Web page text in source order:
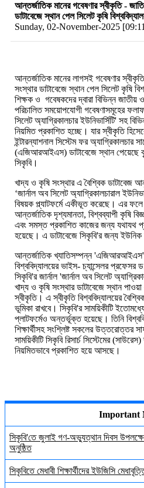
আন্তর্জাতিক মানের গবেষণার স্বীকৃতি -
ডাটাবেজে স্থান পেল সিলেট কৃষি
Sunday, 02-November-2025
আন্তর্জাতিক মানের লাগসই গবেষণার
সংস্থার ডাটাবেজে স্থান পেল সিলেট কৃষি
শিক্ষক ও গবেষকদের দ্বারা বিভিন্ন জাতীয়
পরিচালিত সময়োপযোগী গবেষণাসমূহের
সিলেট অ্যাগ্রিকালচার ইউনিভার্সিটি' সহ
নিয়মিত প্রকাশিত হচ্ছে। যার স্বীকৃতি
ইন্টারন্যাশনাল সিস্টেম ফর অ্যাগ্রিকালচার
(এজিআরআইএস) ডাটাবেজে স্থান পেয়েছে
সিকৃবি।
খাদ্য ও কৃষি সংস্থার এ বৈশ্বিক ডাটাবেজ
‘জার্নাল অব সিলেট অ্যাগ্রিকালচারাল
বিষয়ক প্ল্যাটফর্মে একীভূত করেছে। এর
আন্তর্জাতিক দৃশ্যমানতা, বিশ্বব্যাপী কৃষি
এবং সমস্ত প্রকাশিত কাজের জন্য যথাযথ
হয়েছে। এ ডাটাবেজে সিকৃবি'র জন্য
আন্তর্জাতিক খ্যাতিসম্পন্ন 'এজিআরআইএস'
বিশ্ববিদ্যালয়ের ভাইস- চ্যান্সেলর
সিকৃবি'র জার্নাল 'জার্নাল অব সিলেট
খাদ্য ও কৃষি সংস্থার ডাটাবেজে স্থান
স্বীকৃতি। এ স্বীকৃতি বিশ্ববিদ্যালয়ের
ভূমিকা রাখবে। সিকৃবি'র সাময়িকীটি
প্লাটফর্মেও অন্তর্ভূক্ত হয়েছে। তিনি
শিক্ষার্থীসহ সংশ্লিষ্ট সকলের উত্তরোত্তর
সাময়িকীটি সিকৃবি রিসার্চ সিস্টেমের
নিয়মিতভাবে প্রকাশিত হয়ে আসছে।
Important
সিকৃবি'তে জুলাই গণ-অভ্যুত্থান দিবস
অনুষ্ঠিত
সিকৃবিতে মেধাবী শিক্ষার্থীদের ইউজিসি